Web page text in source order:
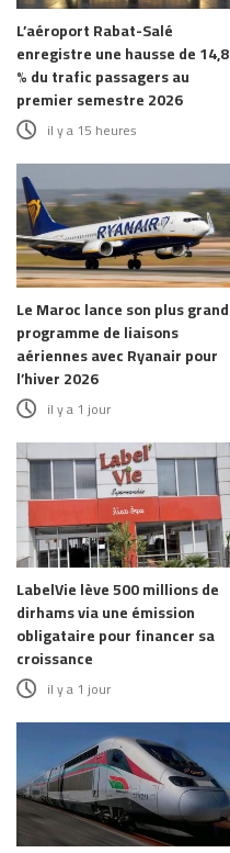
L’aéroport Rabat-Salé
enregistre une hausse de 14,8
% du trafic passagers au
premier semestre 2026
il y a 15 heures
Le Maroc lance son plus grand
programme de liaisons
aériennes avec Ryanair pour
l’hiver 2026
il y a 1 jour
LabelVie lève 500 millions de
dirhams via une émission
obligataire pour financer sa
croissance
il y a 1 jour